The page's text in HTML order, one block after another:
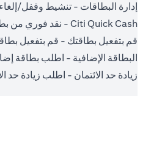
إدارة البطاقات - تنشيط وقفل/
Citi Quick Cash - نقد فوري من بطاقات الائتمان الخاصة بك، وفقًا لشروطك.
قم بتفعيل بطاقتك - قم بتفعيل
البطاقة الإضافية - اطلب بطاقة
زيادة حد الائتمان - اطلب زيادة حد